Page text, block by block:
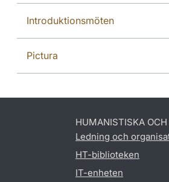
Introduktionsmöten
Pictura
HUMANISTISKA
Ledning och
HT-biblioteken
IT-enheten